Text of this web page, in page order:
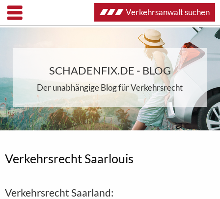
SCHADENFIX.DE - BLOG
Der unabhängige Blog für Verkehrsrecht
Verkehrsrecht Saarlouis
Verkehrsrecht Saarland:
Verkehrsanwalt suchen